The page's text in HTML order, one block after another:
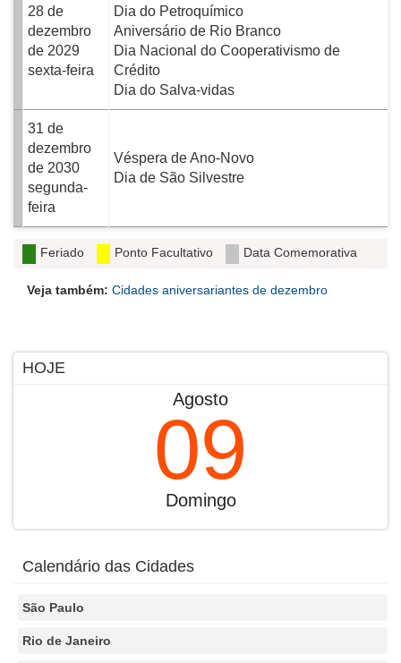
28 de
dezembro
de 2029
sexta-feira
Dia do Petroquímico
Aniversário de Rio Branco
Dia Nacional do Cooperativismo de
Crédito
Dia do Salva-vidas
31 de
dezembro
de 2030
segunda-
feira
Véspera de Ano-Novo
Dia de São Silvestre
Feriado Ponto Facultativo Data Comemorativa
Veja também: Cidades aniversariantes de dezembro
HOJE
Agosto
09
Domingo
Calendário das Cidades
São Paulo
Rio de Janeiro